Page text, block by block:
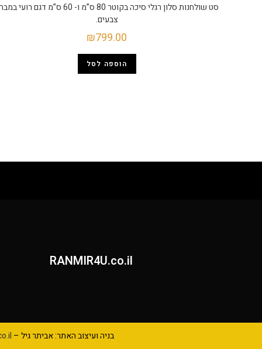
סט שולחנות סלון רגלי סיכה בקוטר 80 ס”מ ו- 60 ס”מ דגם
צבעים.
₪799.00
הוספה לסל
RANMIR4U.co.il
בניה ועיצוב האתר: אביתר גיל –